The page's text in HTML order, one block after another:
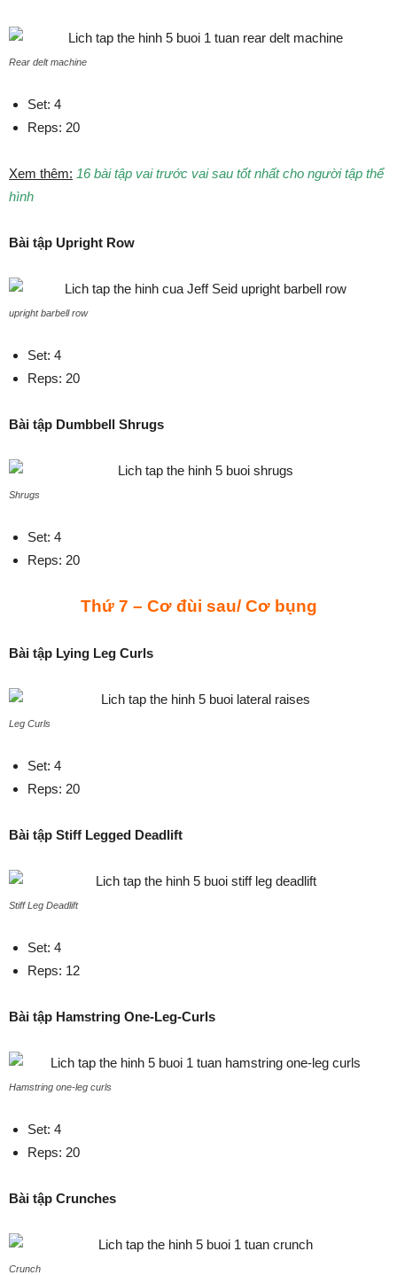
Rear delt machine
Set: 4
Reps: 20
Xem thêm: 16 bài tập vai trước vai sau tốt nhất cho người tập thể
hình
Bài tập Upright Row
upright barbell row
Set: 4
Reps: 20
Bài tập Dumbbell Shrugs
Shrugs
Set: 4
Reps: 20
Thứ 7 – Cơ đùi sau/ Cơ bụng
Bài tập Lying Leg Curls
Leg Curls
Set: 4
Reps: 20
Bài tập Stiff Legged Deadlift
Stiff Leg Deadlift
Set: 4
Reps: 12
Bài tập Hamstring One-Leg-Curls
Hamstring one-leg curls
Set: 4
Reps: 20
Bài tập Crunches
Crunch